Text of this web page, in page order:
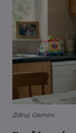
Zdroj: Gemini